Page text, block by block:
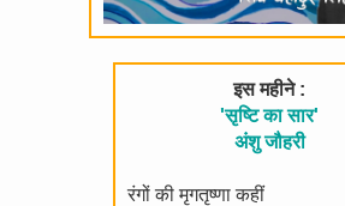
इस महीने :
'सृष्टि का सार'
अंशु जौहरी
रंगों की मृगतृष्णा कहीं